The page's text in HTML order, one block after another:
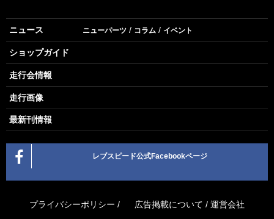
ニュース ニューパーツ コラム イベント
ショップガイド
走行会情報
走行画像
最新刊情報
レブスピード公式Facebookページ
プライバシーポリシー / 広告掲載について / 運営会社